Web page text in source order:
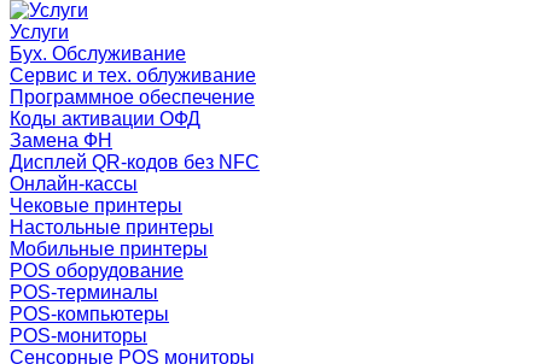
Услуги
Бух. Обслуживание
Сервис и тех. облуживание
Программное обеспечение
Коды активации ОФД
Замена ФН
Дисплей QR-кодов без NFC
Онлайн-кассы
Чековые принтеры
Настольные принтеры
Мобильные принтеры
POS оборудование
POS-терминалы
POS-компьютеры
POS-мониторы
Сенсорные POS мониторы